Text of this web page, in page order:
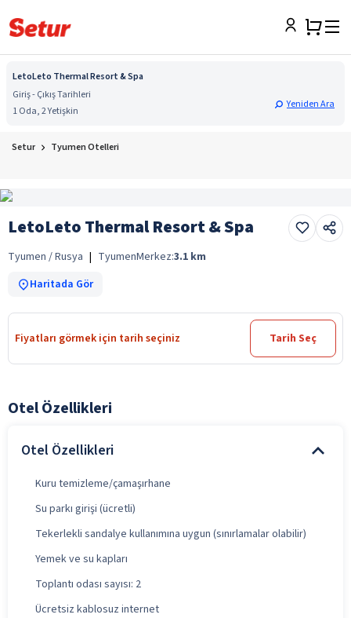
LetoLeto Thermal Resort & Spa
Giriş - Çıkış Tarihleri
1 Oda, 2 Yetişkin
Yeniden Ara
Setur Tyumen Otelleri
LetoLeto Thermal Resort & Spa
Tyumen / Rusya | TyumenMerkez:3.1 km
Haritada Gör
Fiyatları görmek için tarih seçiniz Tarih Seç
Otel Özellikleri
Otel Özellikleri
Kuru temizleme/çamaşırhane
Su parkı girişi (ücretli)
Tekerlekli sandalye kullanımına uygun (sınırlamalar olabilir)
Yemek ve su kapları
Toplantı odası sayısı: 2
Ücretsiz kablosuz internet